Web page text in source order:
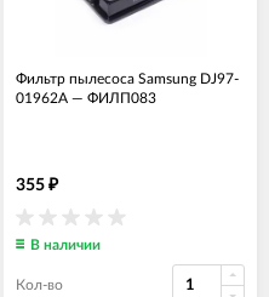
Фильтр пылесоса Samsung DJ97-
01962A — ФИЛП083
355 ₽
В наличии
Кол-во